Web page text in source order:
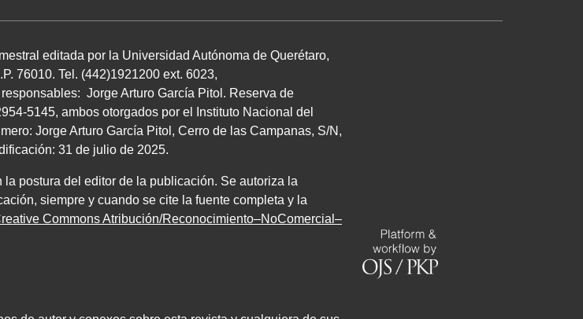
editada por la Universidad Autónoma de Querétaro,
76010. Tel. (442)1921200 ext. 6023,
responsables: Jorge Arturo García Pitol. Reserva de
5145, ambos otorgados por el Instituto Nacional del
Jorge Arturo García Pitol, Cerro de las Campanas, S/N ,
31 de julio de 2025.
postura del editor de la publicación. Se autoriza la
siempre y cuando se cite la fuente completa y la
Commons Atribución/Reconocimiento–NoComercial–